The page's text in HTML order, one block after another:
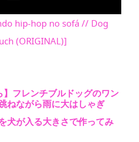
hip-hop no sofá // Dog
(ORIGINAL)]
】フレンチブルドッグのワン
ねながら雨に大はしゃぎ
犬が入る大きさで作ってみ